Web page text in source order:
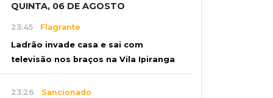
QUINTA, 06 DE AGOSTO
23:45 Flagrante
Ladrão invade casa e sai com
televisão nos braços na Vila Ipiranga
23:26 Sancionado